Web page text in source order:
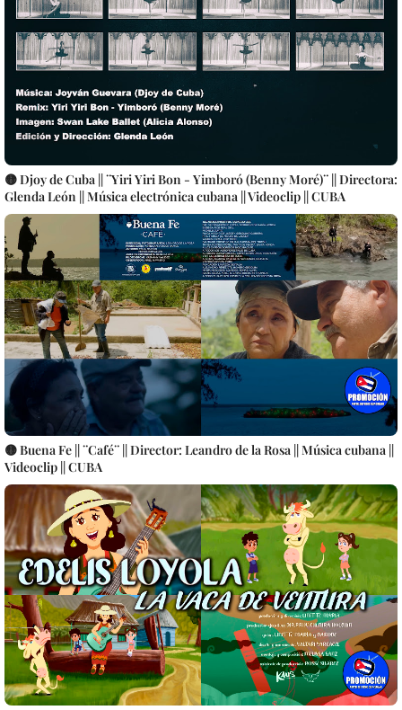
🟡 Djoy de Cuba || ¨Yiri Yiri Bon - Yimboró (Benny Moré)¨ || Directora:
Glenda León || Música electrónica cubana || Videoclip || CUBA
🟡 Buena Fe || ¨Café¨ || Director: Leandro de la Rosa || Música cubana ||
Videoclip || CUBA